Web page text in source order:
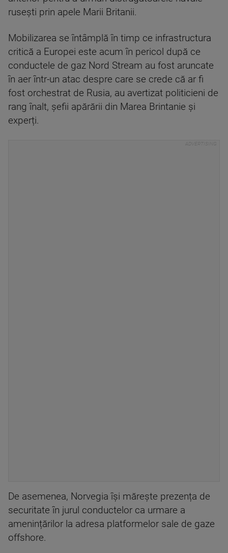
rusești prin apele Marii Britanii.
Mobilizarea se întâmplă în timp ce infrastructura
critică a Europei este acum în pericol după ce
conductele de gaz Nord Stream au fost aruncate
în aer într-un atac despre care se crede că ar fi
fost orchestrat de Rusia, au avertizat politicieni de
rang înalt, șefii apărării din Marea Brintanie și
experți.
De asemenea, Norvegia își mărește prezența de
securitate în jurul conductelor ca urmare a
amenințărilor la adresa platformelor sale de gaze
offshore.